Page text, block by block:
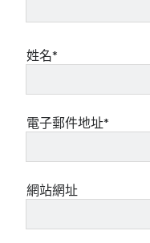
姓名*
電子郵件地址*
網站網址